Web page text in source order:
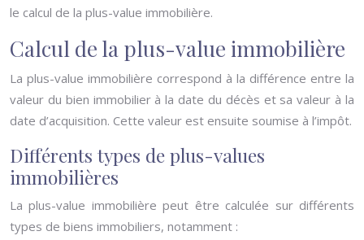
le calcul de la plus-value immobilière.
Calcul de la plus-value immobilière
La plus-value immobilière correspond à la différence entre la
valeur du bien immobilier à la date du décès et sa valeur à la
date d’acquisition. Cette valeur est ensuite soumise à l’impôt.
Différents types de plus-values
immobilières
La plus-value immobilière peut être calculée sur différents
types de biens immobiliers, notamment :